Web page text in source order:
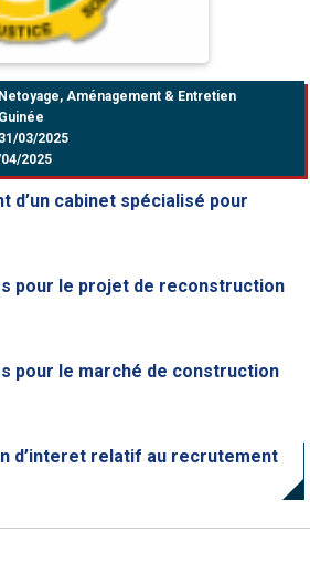
Netoyage, Aménagement & Entretien
Guinée
31/03/2025
2025
d’un cabinet spécialisé pour
pour le projet de reconstruction
pour le marché de construction
d’interet relatif au recrutement